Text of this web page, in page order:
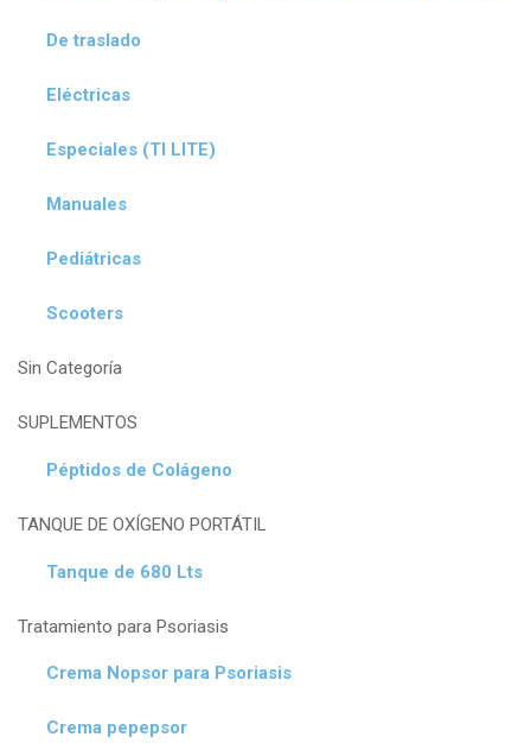
De traslado
Eléctricas
Especiales (TI LITE)
Manuales
Pediátricas
Scooters
Sin Categoría
SUPLEMENTOS
Péptidos de Colágeno
TANQUE DE OXÍGENO PORTÁTIL
Tanque de 680 Lts
Tratamiento para Psoriasis
Crema Nopsor para Psoriasis
Crema pepepsor